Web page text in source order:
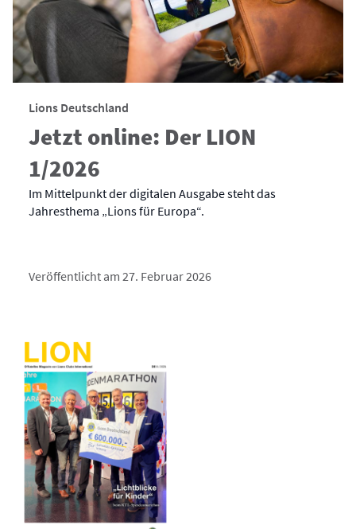
Lions Deutschland
Jetzt online: Der LION
1/2026
Im Mittelpunkt der digitalen Ausgabe steht das
Jahresthema „Lions für Europa“.
Veröffentlicht am 27. Februar 2026